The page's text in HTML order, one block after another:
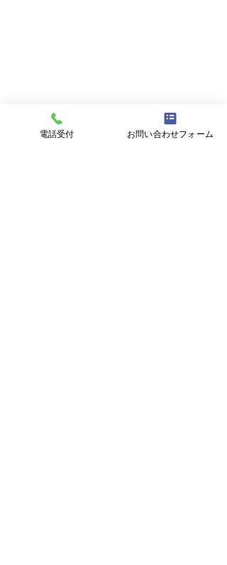
電話受付 お問い合わせフォーム